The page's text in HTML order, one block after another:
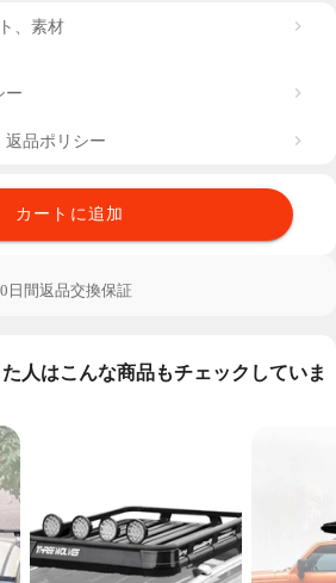
、素材
ー
返品ポリシー
カートに追加
日間返品交換保証
人はこんな商品もチェックしていま